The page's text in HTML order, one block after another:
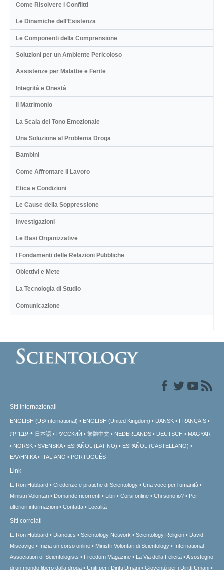
Come Risolvere i Conflitti
Le Dinamiche dell’Esistenza
Le Componenti della Comprensione
Soluzioni per un Ambiente Pericoloso
Assistenze per Malattie e Ferite
Integrità e Onestà
Il Matrimonio
La Scala del Tono Emozionale
Una Soluzione al Problema Droga
Bambini
Come Affrontare il Lavoro
Etica e Condizioni
Le Cause della Soppressione
Investigazioni
Le Basi Organizzative
I Fondamenti delle Relazioni Pubbliche
Obiettivi e Mete
La Tecnologia di Studio
Comunicazione
Siti internazionali
ENGLISH (US/International) ENGLISH (United Kingdom) DANSK FRANÇAIS
עברית 日本語 РУССКИЙ 繁體中文 NEDERLANDS DEUTSCH
MAGYAR
NORSK
SVENSKA ESPAÑOL (LATINO)
ESPAÑOL (CASTELLANO)
ΕΛΛΗΝΙΚA
ITALIANO PORTUGUÊS
Link
L. Ron Hubbard Credenze e pratiche di Scientology
Una voce per l’umanità
Ministri Volontari
Domande ricorrenti Libri Corsi online Chi sono io?
Per
ulteriori informazioni
Contatta Località
Siti correlati
L. Ron Hubbard Dianetics Scientology Network Scientology Religion
David
Miscavige
Inizia un corso online Ministri Volontari di Scientology
International
Association of Scientologists
Freedom Magazine La Via della Felicità
A sostegno
di un mondo libero dalla droga
Uniti per i Diritti Umani Gioventù per i Diritti Umani